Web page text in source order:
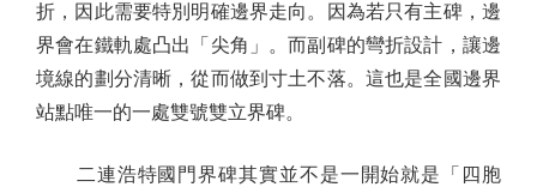
折，因此需要特別明確邊界走向。因為若只有主碑，邊
界會在鐵軌處凸出「尖角」。而副碑的彎折設計，讓邊
境線的劃分清晰，從而做到寸土不落。這也是全國邊界
站點唯一的一處雙號雙立界碑。
二連浩特國門界碑其實並不是一開始就是「四胞